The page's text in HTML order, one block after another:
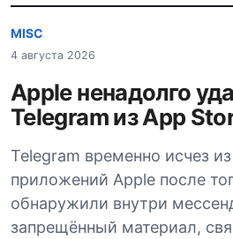
MISC
4 августа 2026
Apple ненадолго
Telegram из App
Telegram временно исчез
приложений Apple после
обнаружили внутри
запрещённый материал,